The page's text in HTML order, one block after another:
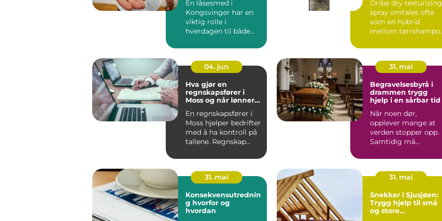
En låsesmed i
Kongsvinger har en
viktig rolle i
hverdagen til både
Mange forbi...
Oribe dry texturizing
spray omtales ofte
som en hybrid
mellom
gir v...
04. jun
Hva gjør en
regnskapsfører i
Moss og når lønner
En regnskapsfører i
Moss hjelper bedrifter
med å ha kontroll på
tallene. Regnskap...
31. mai
Begravelsesbyrå i
drammen trygg
hjelp i en sårbar tid
Når noen dør,
opplever mange at
verden stopper opp.
Samtidig må
valg om seremonif...
31. mai
Konsekvensutrednin
g hvorfor og
hvordan
31. mai
Snekker i Sjusjøen:
Trygg hjelp til små
og store